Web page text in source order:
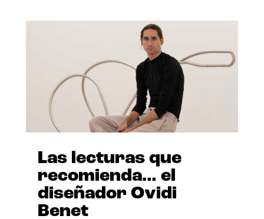
Las lecturas que
recomienda… el
diseñador Ovidi
Benet